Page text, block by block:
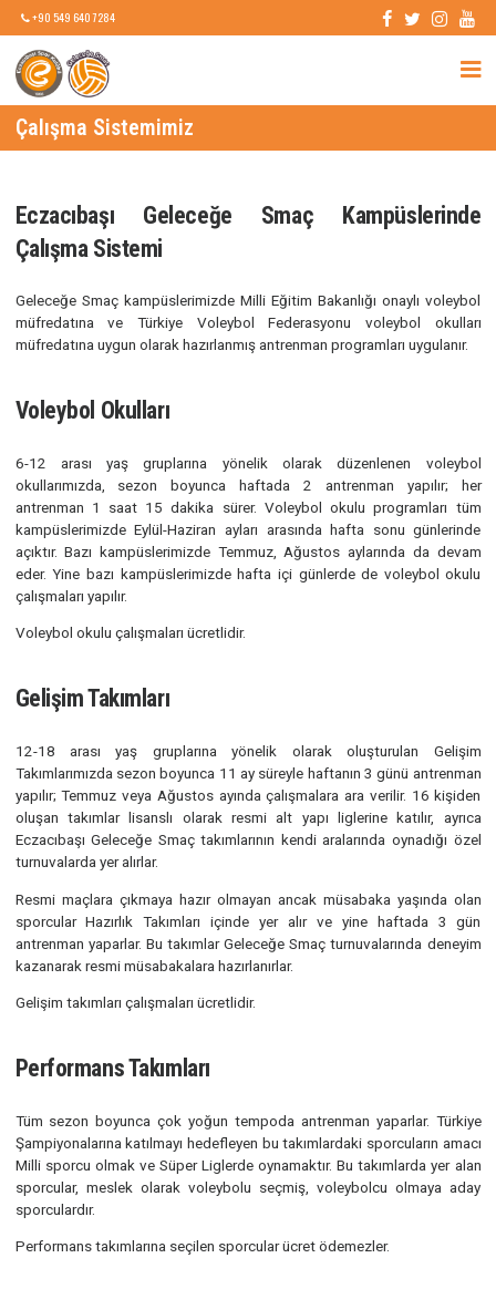
+90 549 640 7284
Çalışma Sistemimiz
Eczacıbaşı Geleceğe Smaç
Geleceğe Smaç kampüslerimizde Milli Eğitim Bakanlığı onaylı
müfredatına ve Türkiye Voleybol Federasyonu voleybol
Voleybol Okulları
6-12 arası yaş gruplarına yönelik olarak düzenlenen
okullarımızda, sezon boyunca haftada 2 antrenman
antrenman 1 saat 15 dakika sürer. Voleybol okulu
kampüslerimizde Eylül-Haziran ayları arasında hafta sonu
eder. Yine bazı kampüslerimizde hafta içi günlerde de voleybol
Voleybol okulu çalışmaları ücretlidir.
Gelişim Takımları
12-18 arası yaş gruplarına yönelik olarak oluşturulan
Takımlarımızda sezon boyunca 11 ay süreyle haftanın 3 günü
oluşan takımlar lisanslı olarak resmi alt yapı liglerine katılır,
Eczacıbaşı Geleceğe Smaç takımlarının kendi aralarında
turnuvalarda yer alırlar.
Resmi maçlara çıkmaya hazır olmayan ancak müsabaka
kazanarak resmi müsabakalara hazırlanırlar.
Gelişim takımları çalışmaları ücretlidir.
Performans Takımları
Tüm sezon boyunca çok yoğun tempoda antrenman yaparlar.